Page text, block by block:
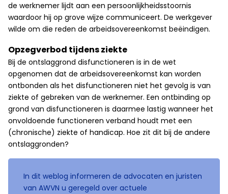
de werknemer lijdt aan een persoonlijkheidsstoornis
waardoor hij op grove wijze communiceert. De werkgever
wilde om die reden de arbeidsovereenkomst beëindigen.
Opzegverbod tijdens ziekte
Bij de ontslaggrond disfunctioneren is in de wet
opgenomen dat de arbeidsovereenkomst kan worden
ontbonden als het disfunctioneren niet het gevolg is van
ziekte of gebreken van de werknemer. Een ontbinding op
grond van disfunctioneren is daarmee lastig wanneer het
onvoldoende functioneren verband houdt met een
(chronische) ziekte of handicap. Hoe zit dit bij de andere
ontslaggronden?
In dit weblog informeren de advocaten en juristen
van AWVN u geregeld over actuele